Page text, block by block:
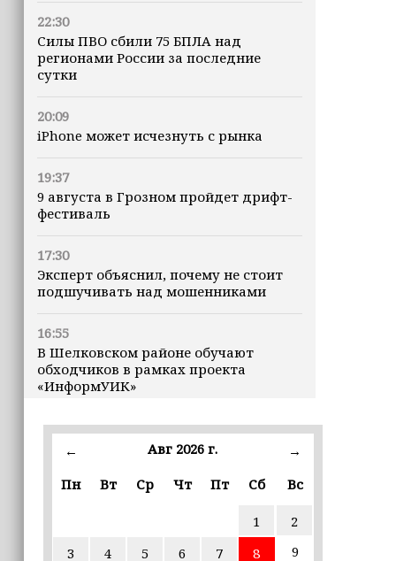
22:30
Силы ПВО сбили 75 БПЛА над
регионами России за последние
сутки
20:09
iPhone может исчезнуть с рынка
19:37
9 августа в Грозном пройдет дрифт-
фестиваль
17:30
Эксперт объяснил, почему не стоит
подшучивать над мошенниками
16:55
В Шелковском районе обучают
обходчиков в рамках проекта
«ИнформУИК»
16:55
Умар Даудов награжден Орденом
мужества для воспитанников
← Авг 2026 г.
→
Пн
Вт Ср Чт Пт Сб Вс
1
2
3
4 5 6 7 8
9